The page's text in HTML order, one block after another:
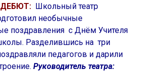
ДЕБЮТ: Школьный театр
необычные
поздравления с Днём Учителя
Разделившись на три
педагогов и дарили
Руководитель театра: